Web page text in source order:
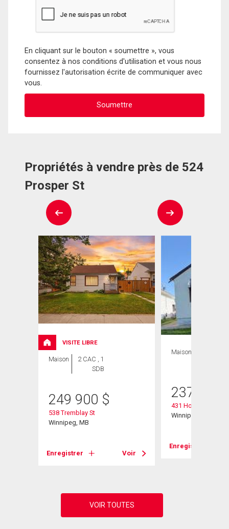
En cliquant sur le bouton « soumettre », vous
consentez à nos conditions d'utilisation et vous nous
fournissez l'autorisation écrite de communiquer avec
vous.
Propriétés à vendre près de 524
Prosper St
VISITE LIBRE
Maison
2 CAC , 1
SDB
249 900 $
538 Tremblay St
Winnipeg, MB
Enregistrer Voir
Maison
237 900
431 Horace St
Winnipeg, MB
Enregistrer